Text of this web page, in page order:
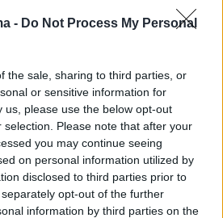
- Do Not Process My Personal
the sale, sharing to third parties, or
or sensitive information for
us, please use the below opt-out
Please note that after your
you may continue seeing
on personal information utilized by
disclosed to third parties prior to
opt-out of the further
information by third parties on the
spenta per Gaza
per la